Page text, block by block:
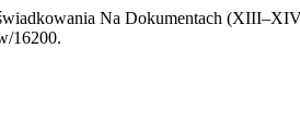
Na Dokumentach
16200.